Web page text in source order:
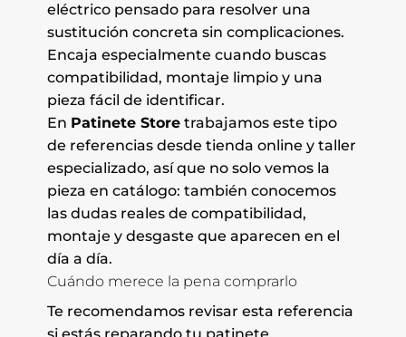
eléctrico pensado para resolver una
sustitución concreta sin complicaciones.
Encaja especialmente cuando buscas
compatibilidad, montaje limpio y una
pieza fácil de identificar.
En Patinete Storetrabajamos este tipo
de referencias desde tienda online y taller
especializado, así que no solo vemos la
pieza en catálogo: también conocemos
las dudas reales de compatibilidad,
montaje y desgaste que aparecen en el
día a día.
Cuándo merece la pena comprarlo
Te recomendamos revisar esta referencia